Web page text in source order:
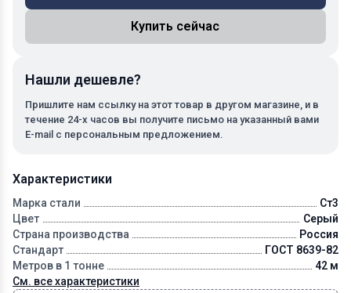
Характеристики
Марка стали
Ст3
Цвет
Серый
Страна производства
Россия
Стандарт
ГОСТ 8639-82
Метров в 1 тонне
42 м
См. все характеристики
Купить сейчас
Нашли дешевле?
Пришлите нам ссылку на этот товар в другом магазине, и в
течение 24-х часов вы получите письмо на указанный вами
E-mail с персональным предложением.